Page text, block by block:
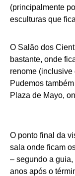
(principalmente
esculturas que
O Salão dos
bastante, onde
renome
Pudemos
Plaza de Mayo,
O ponto final da
sala onde ficam
– segundo a
anos após o